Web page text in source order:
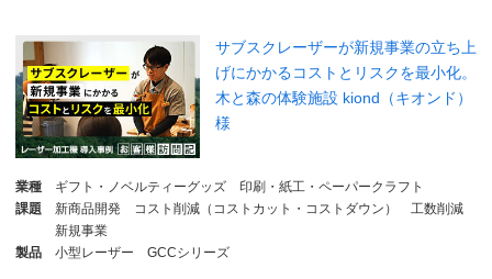
サブスクレーザーが新規事業の立ち上
げにかかるコストとリスクを最小化。
木と森の体験施設 kiond（キオンド）
様
業種 ギフト・ノベルティーグッズ
印刷・紙工・ペーパークラフト
課題
新商品開発 コスト削減（コストカット・コストダウン）
工数削減
新規事業
製品
小型レーザー GCCシリーズ